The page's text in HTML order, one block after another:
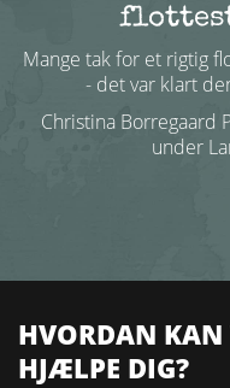
Mange tak for et rigtig
- det var klart
Christina Borregaard
under
HVORDAN KAN
HJÆLPE DIG?